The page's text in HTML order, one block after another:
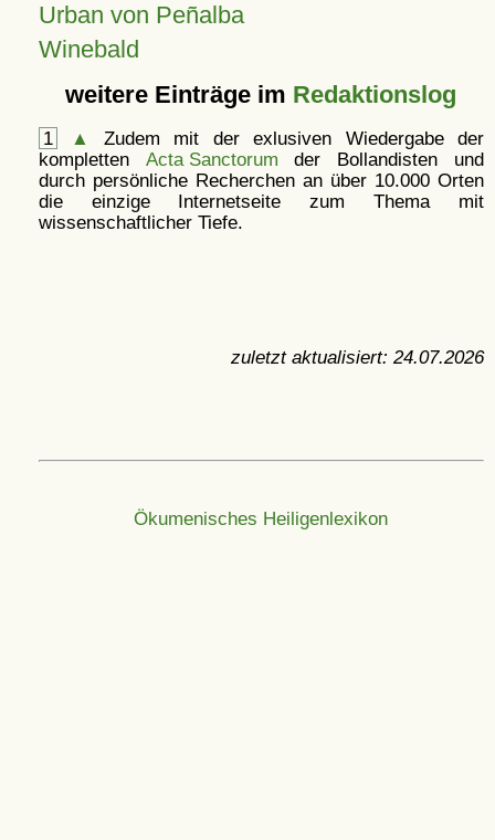
Urban von Peñalba
Winebald
weitere Einträge im Redaktionslog
1 ▲
Zudem mit der exlusiven Wiedergabe der
kompletten Acta Sanctorum der Bollandisten und
durch persönliche Recherchen an über 10.000 Orten
die einzige Internetseite zum Thema mit
wissenschaftlicher Tiefe.
zuletzt aktualisiert: 24.07.2026
Ökumenisches Heiligenlexikon